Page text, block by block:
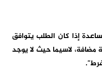
إذا كان الطلب يتوافق
لاسيما حيث لا يوجد